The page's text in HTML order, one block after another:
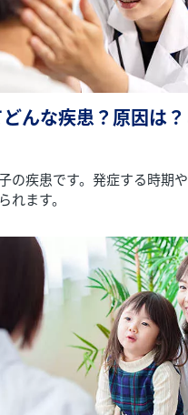
んな疾患？原因は
の疾患です。発症する時期
れます。